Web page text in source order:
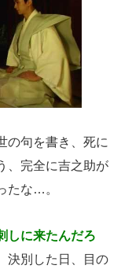
の句を書き、死に
、完全に吉之助が
たな…。
しに来たんだろ
決別した日、目の